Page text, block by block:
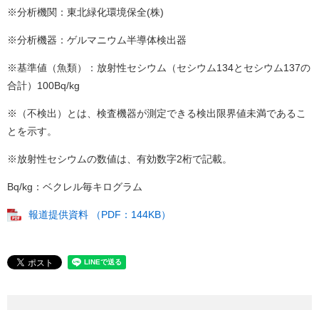
※分析機関：東北緑化環境保全(株)
※分析機器：ゲルマニウム半導体検出器
※基準値（魚類）：放射性セシウム（セシウム134とセシウム137の
合計）100Bq/kg
※（不検出）とは、検査機器が測定できる検出限界値未満であるこ
とを示す。
※放射性セシウムの数値は、有効数字2桁で記載。
Bq/kg：ベクレル毎キログラム
報道提供資料 （PDF：144KB）